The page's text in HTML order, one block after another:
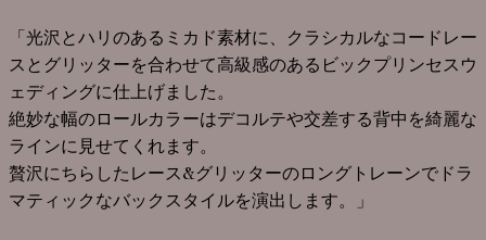
「光沢とハリのあるミカド素材に、クラシカルなコードレー
スとグリッターを合わせて高級感のあるビックプリンセスウ
ェディングに仕上げました。
絶妙な幅のロールカラーはデコルテや交差する背中を綺麗な
ラインに見せてくれます。
贅沢にちらしたレース&グリッターのロングトレーンでドラ
マティックなバックスタイルを演出します。」